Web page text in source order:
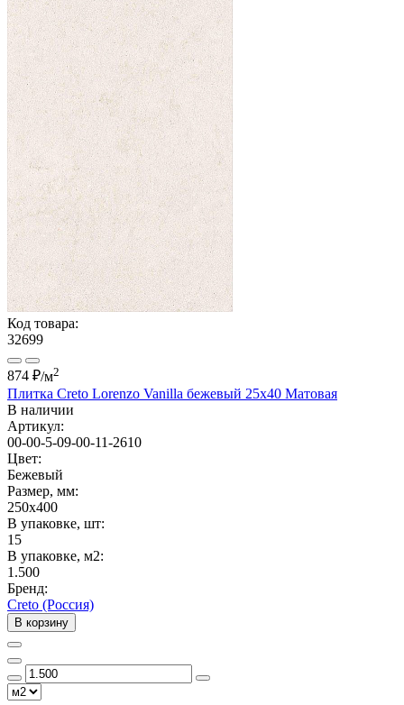
Код товара:
32699
874 ₽/м2
Плитка Creto Lorenzo Vanilla бежевый 25x40 Матовая
В наличии
Артикул:
00-00-5-09-00-11-2610
Цвет:
Бежевый
Размер, мм:
250x400
В упаковке, шт:
15
В упаковке, м2:
1.500
Бренд:
Creto (Россия)
В корзину